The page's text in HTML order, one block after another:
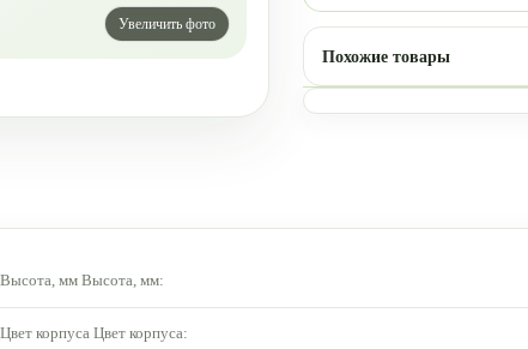
Похожие товары
Высота, мм:
Цвет корпуса: